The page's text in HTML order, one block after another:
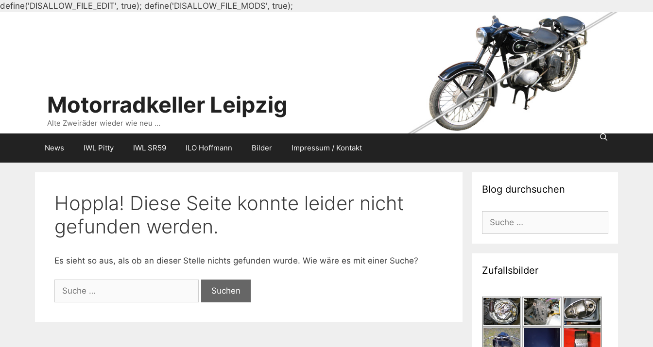
define('DISALLOW_FILE_EDIT', true); define('DISALLOW_FILE_MODS', true);
Motorradkeller Leipzig
Alte Zweiräder wieder wie neu …
News IWL Pitty IWL SR59 ILO Hoffmann Bilder Impressum / Kontakt
Hoppla! Diese Seite konnte leider nicht
gefunden werden.
Es sieht so aus, als ob an dieser Stelle nichts gefunden wurde. Wie wäre es mit einer Suche?
nach:
Blog durchsuchen
Suche
nach:
Zufallsbilder